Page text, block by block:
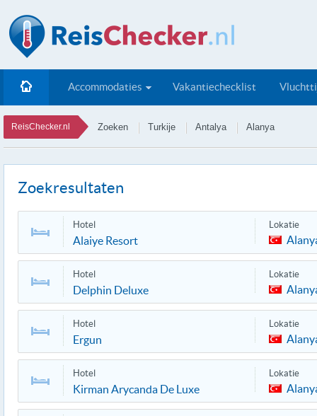
Accommodaties Vakantiechecklist
ReisChecker.nl Zoeken Turkije Antalya Alanya
Zoekresultaten
Hotel
Alaiye Resort
Lokatie
Hotel
Delphin Deluxe
Lokatie
Hotel
Ergun
Lokatie
Hotel
Kirman Arycanda De Luxe
Lokatie